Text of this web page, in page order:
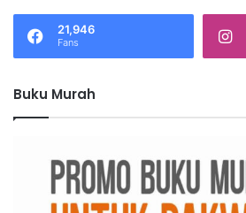
21,946
Fans
Buku Murah